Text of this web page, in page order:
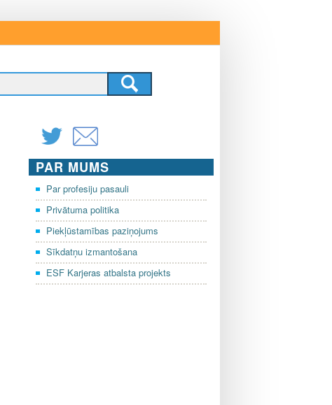
PAR MUMS
Par profesiju pasauli
Privātuma politika
Piekļūstamības paziņojums
Sīkdatņu izmantošana
ESF Karjeras atbalsta projekts